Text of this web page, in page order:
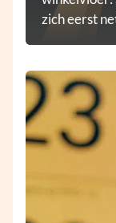
zich eerst